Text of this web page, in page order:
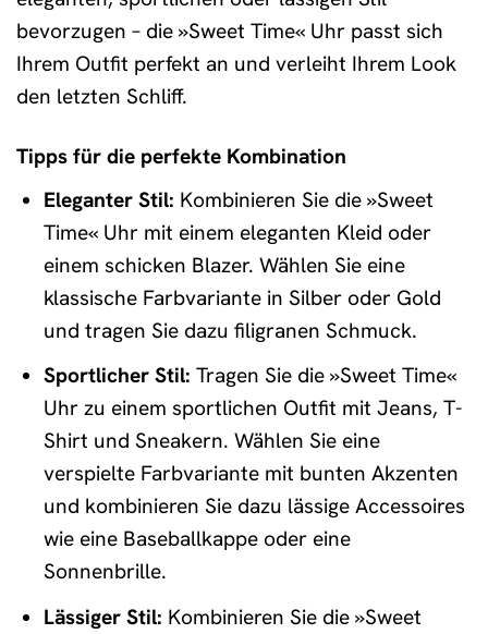
bevorzugen – die »Sweet Time« Uhr passt sich
Ihrem Outfit perfekt an und verleiht Ihrem Look
den letzten Schliff.
Tipps für die perfekte Kombination
Eleganter Stil: Kombinieren Sie die »Sweet
Time« Uhr mit einem eleganten Kleid oder
einem schicken Blazer. Wählen Sie eine
klassische Farbvariante in Silber oder Gold
und tragen Sie dazu filigranen Schmuck.
Sportlicher Stil: Tragen Sie die »Sweet Time«
Uhr zu einem sportlichen Outfit mit Jeans, T-
Shirt und Sneakern. Wählen Sie eine
verspielte Farbvariante mit bunten Akzenten
und kombinieren Sie dazu lässige Accessoires
wie eine Baseballkappe oder eine
Sonnenbrille.
Lässiger Stil: Kombinieren Sie die »Sweet